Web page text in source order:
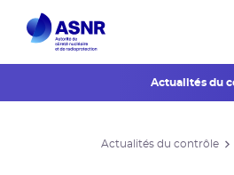
Actualités du
Actualités du contrôle